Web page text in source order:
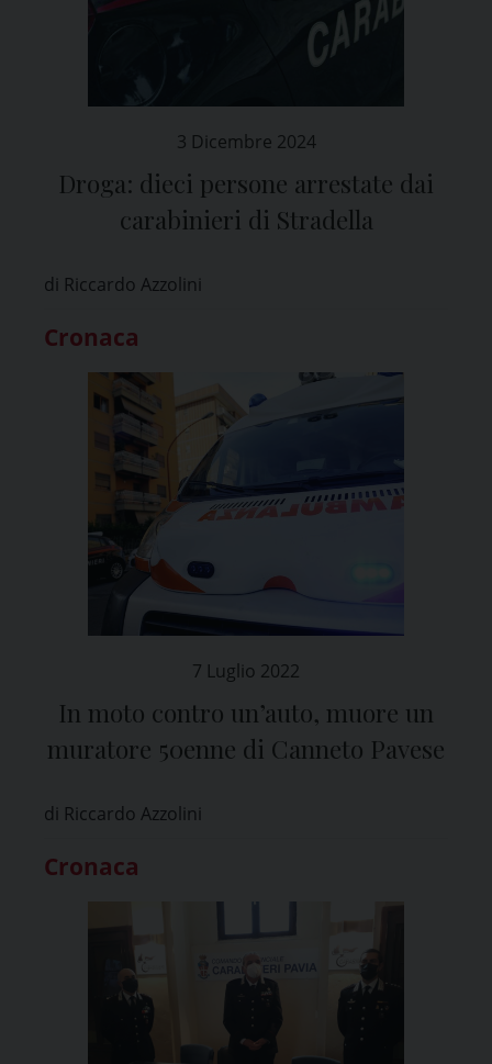
3 Dicembre 2024
Droga: dieci persone arrestate dai
carabinieri di Stradella
di Riccardo Azzolini
Cronaca
7 Luglio 2022
In moto contro un’auto, muore un
muratore 50enne di Canneto Pavese
di Riccardo Azzolini
Cronaca